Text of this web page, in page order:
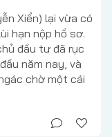
Xiển) lại vừa có
hạn nộp hồ sơ.
đầu tư đã rục
năm nay, và
chờ một cái